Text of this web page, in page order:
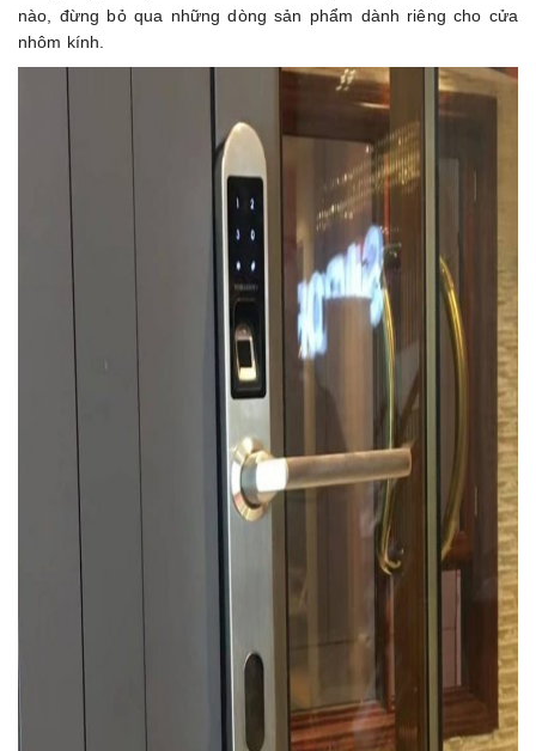
nào, đừng bỏ qua những dòng sản phẩm dành riêng cho cửa
nhôm kính.